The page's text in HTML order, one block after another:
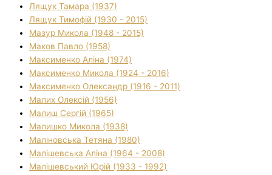
Лящук Тамара (1937)
Лящук Тимофій (1930 - 2015)
Мазур Микола (1948 - 2015)
Маков Павло (1958)
Максименко Аліна (1974)
Максименко Микола (1924 - 2016)
Максименко Олександр (1916 - 2011)
Малих Олексій (1956)
Малиш Сергій (1965)
Малишко Микола (1938)
Маліновська Тетяна (1980)
Малішевська Аліна (1964 - 2008)
Малішевський Юрій (1933 - 1992)